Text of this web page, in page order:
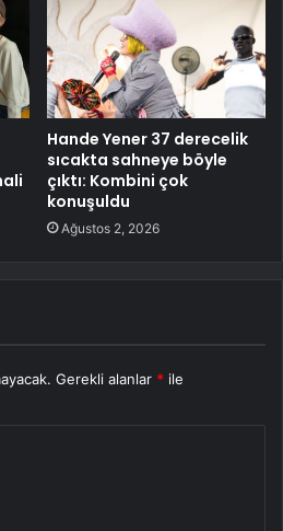
Hande Yener 37 derecelik
sıcakta sahneye böyle
çıktı: Kombini çok
konuşuldu
Ağustos 2, 2026
Gerekli alanlar * ile